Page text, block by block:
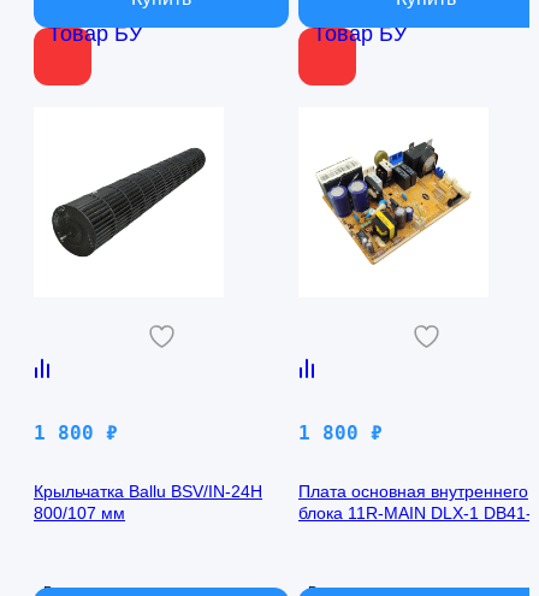
Товар БУ Товар БУ
1 800 ₽
Крыльчатка Ballu BSV/IN-24H
800/107 мм
В наличии
1 800 ₽
Плата основная внутреннего
блока 11R-MAIN DLX-1 DB41-
В наличии